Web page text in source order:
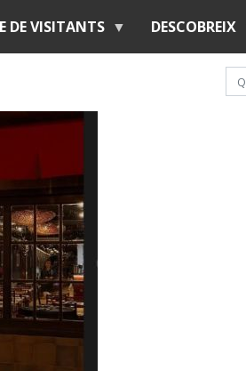
DE VISITANTS DESCOBREIX